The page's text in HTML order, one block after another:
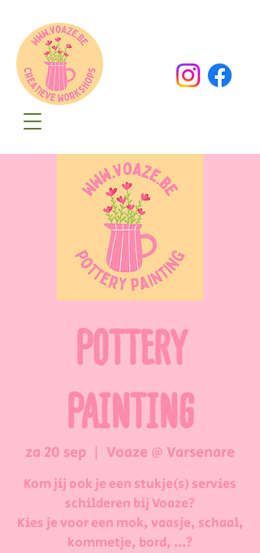
POTTERY
PAINTING
za 20 sep
  |
Voaze @ Varsenare
Kom jij ook je een stukje(s) servies
schilderen bij Voaze?
Kies je voor een mok, vaasje, schaal,
kommetje, bord, ...?